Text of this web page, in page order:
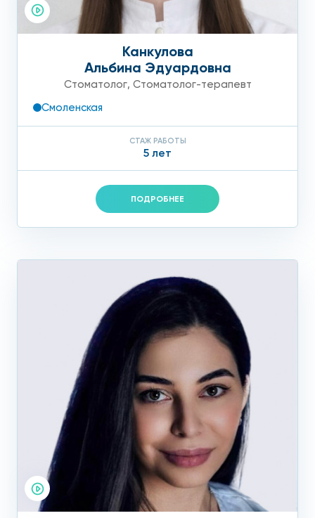
Канкулова
Альбина Эдуардовна
Стоматолог, Стоматолог-терапевт
Смоленская
СТАЖ РАБОТЫ
5 лет
ПОДРОБНЕЕ